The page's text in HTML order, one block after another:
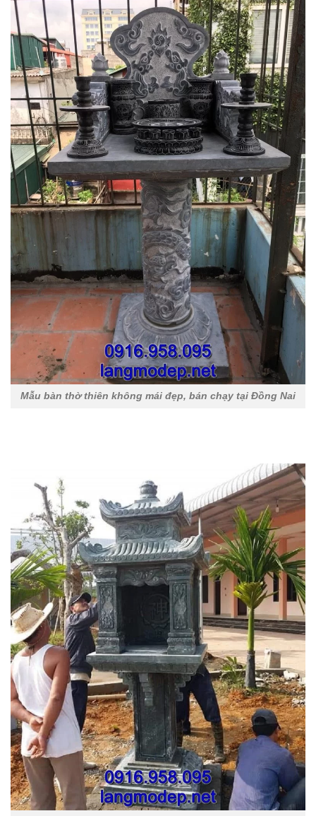
Mẫu bàn thờ thiên không mái đẹp, bán chạy tại Đồng Nai